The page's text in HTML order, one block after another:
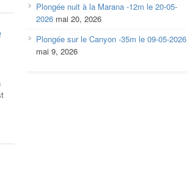
Plongée nuit à la Marana -12m le 20-05-
2026 mai 20, 2026
Plongée sur le Canyon -35m le 09-05-2026
mai 9, 2026